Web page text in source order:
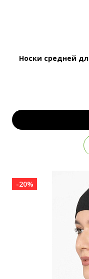
Носки средней
-20%